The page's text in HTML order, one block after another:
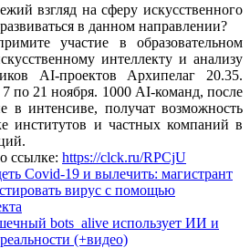
взгляд на сферу искусственного
в данном направлении?
участие в образовательном
интеллекту и анализу
AI-проектов Архипелаг 20.35.
по 21 ноября. 1000 AI-команд, после
в интенсиве, получат возможность
институтов и частных компаний в
ссылке: https://clck.ru/RPCjU
Covid-19 и вылечить: магистрант
вирус с помощью
bots_alive использует ИИ и
(+видео)